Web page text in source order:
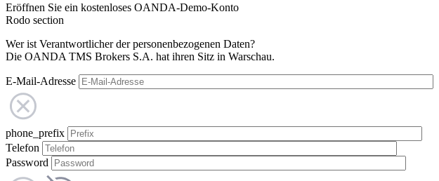
Eröffnen Sie ein kostenloses OANDA-Demo-Konto
Rodo section
Wer ist Verantwortlicher der personenbezogenen Daten?
Die OANDA TMS Brokers S.A. hat ihren Sitz in Warschau.
E-Mail-Adresse
phone_prefix
Telefon
Password